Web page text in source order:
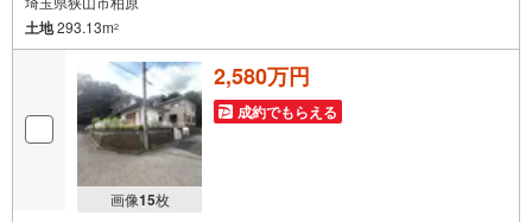
土地293.13m2
画像15枚
2,580万円
成約でもらえる